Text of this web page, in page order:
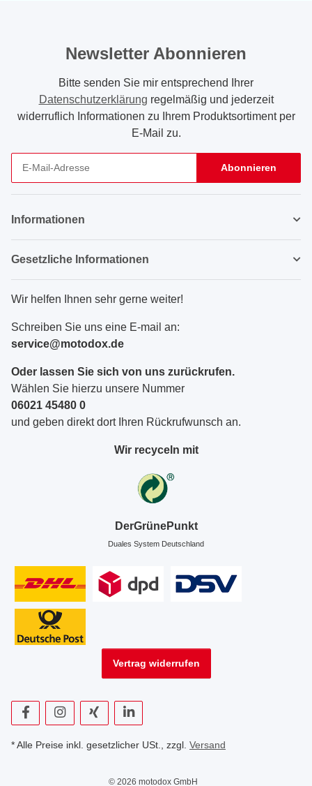
Newsletter Abonnieren
Bitte senden Sie mir entsprechend Ihrer
Datenschutzerklärung regelmäßig und jederzeit
widerruflich Informationen zu Ihrem Produktsortiment per
E-Mail zu.
Abonnieren
Informationen
Gesetzliche Informationen
Wir helfen Ihnen sehr gerne weiter!
Schreiben Sie uns eine E-mail an:
service@motodox.de
Oder lassen Sie sich von uns zurückrufen.
Wählen Sie hierzu unsere Nummer
06021 45480 0
und geben direkt dort Ihren Rückrufwunsch an.
Wir recyceln mit
DerGrünePunkt
Duales System Deutschland
Vertrag widerrufen
* Alle Preise inkl. gesetzlicher USt., zzgl. Versand
© 2026 motodox GmbH